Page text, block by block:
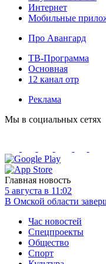
Интернет
Мобильные
Про Авангард
ТВ-Программа
Основная
12 канал отр
Реклама
Мы в социальных сетях
Главная новость
5 августа в 11:02
В Омской области
Час новостей
Спецпроекты
Общество
Спорт